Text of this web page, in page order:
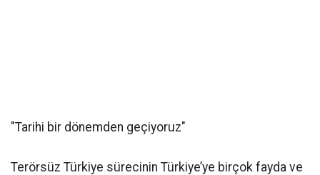
"Tarihi bir dönemden geçiyoruz"
Terörsüz Türkiye sürecinin Türkiye’ye birçok fayda ve